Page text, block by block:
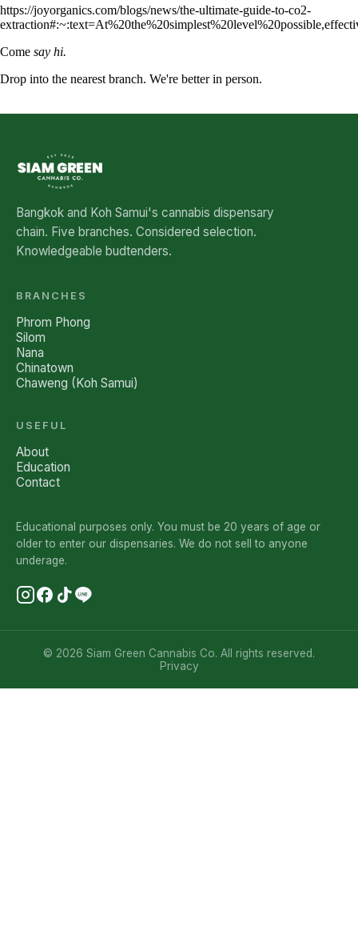
https://joyorganics.com/blogs/news/the-ultimate-guide-to-co2-
Come say hi.
Drop into the nearest branch. We're better in person.
Bangkok and Koh Samui's cannabis dispensary
chain. Five branches. Considered selection.
Knowledgeable budtenders.
BRANCHES
Phrom Phong
Silom
Nana
Chinatown
Chaweng (Koh Samui)
USEFUL
About
Education
Contact
Educational purposes only. You must be 20 years of age or
older to enter our dispensaries. We do not sell to anyone
underage.
© 2026 Siam Green Cannabis Co. All rights reserved.
Privacy